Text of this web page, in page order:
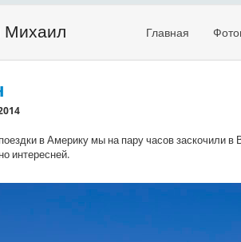
Михаил Главная
в Америку мы на пару часов заскочили
интересней.